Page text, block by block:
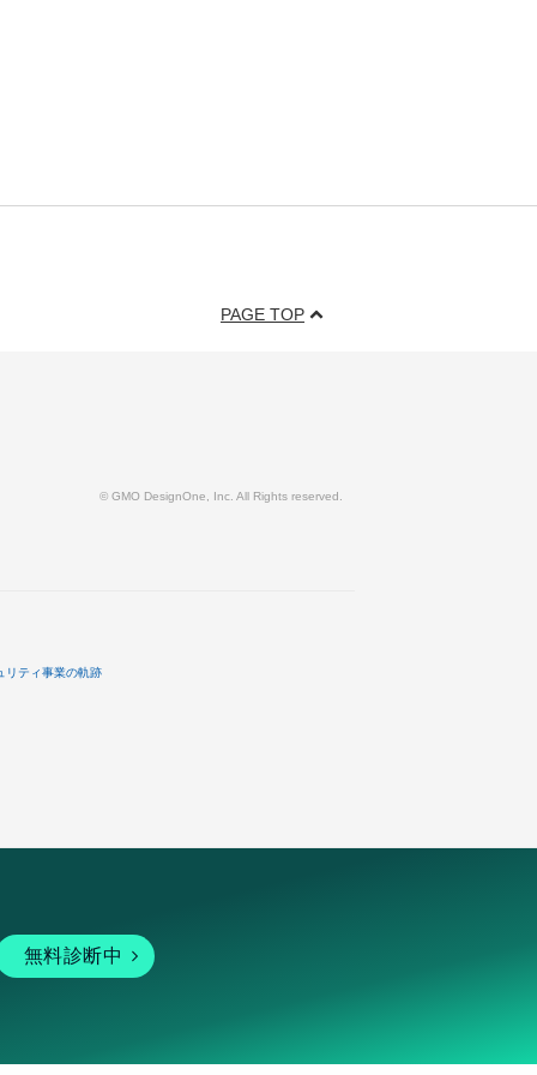
PAGE TOP
© GMO DesignOne, Inc. All Rights reserved.
リティ事業の軌跡
無料診断中